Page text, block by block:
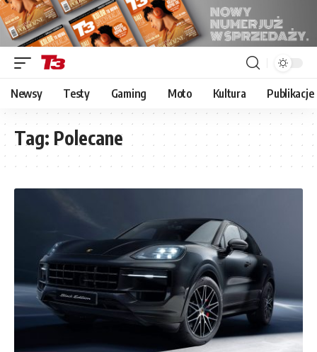
Newsy Testy Gaming Moto Kultura Publikacje
Tag: Polecane